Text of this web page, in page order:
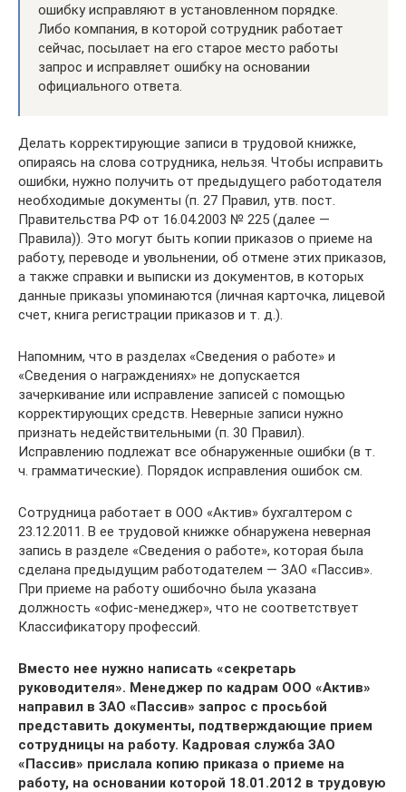
ошибку исправляют в установленном порядке.
Либо компания, в которой сотрудник работает
сейчас, посылает на его старое место работы
запрос и исправляет ошибку на основании
официального ответа.
Делать корректирующие записи в трудовой книжке,
опираясь на слова сотрудника, нельзя. Чтобы исправить
ошибки, нужно получить от предыдущего работодателя
необходимые документы (п. 27 Правил, утв. пост.
Правительства РФ от 16.04.2003 № 225 (далее —
Правила)). Это могут быть копии приказов о приеме на
работу, переводе и увольнении, об отмене этих приказов,
а также справки и выписки из документов, в которых
данные приказы упоминаются (личная карточка, лицевой
счет, книга регистрации приказов и т. д.).
Напомним, что в разделах «Сведения о работе» и
«Сведения о награждениях» не допускается
зачеркивание или исправление записей с помощью
корректирующих средств. Неверные записи нужно
признать недействительными (п. 30 Правил).
Исправлению подлежат все обнаруженные ошибки (в т.
ч. грамматические). Порядок исправления ошибок см.
Сотрудница работает в ООО «Актив» бухгалтером с
23.12.2011. В ее трудовой книжке обнаружена неверная
запись в разделе «Сведения о работе», которая была
сделана предыдущим работодателем — ЗАО «Пассив».
При приеме на работу ошибочно была указана
должность «офис-менеджер», что не соответствует
Классификатору профессий.
Вместо нее нужно написать «секретарь
руководителя». Менеджер по кадрам ООО «Актив»
направил в ЗАО «Пассив» запрос с просьбой
представить документы, подтверждающие прием
сотрудницы на работу. Кадровая служба ЗАО
«Пассив» прислала копию приказа о приеме на
работу, на основании которой 18.01.2012 в трудовую